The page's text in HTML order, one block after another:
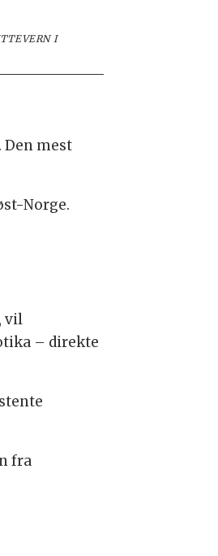
I
mest
Norge.
vil
– direkte
fra